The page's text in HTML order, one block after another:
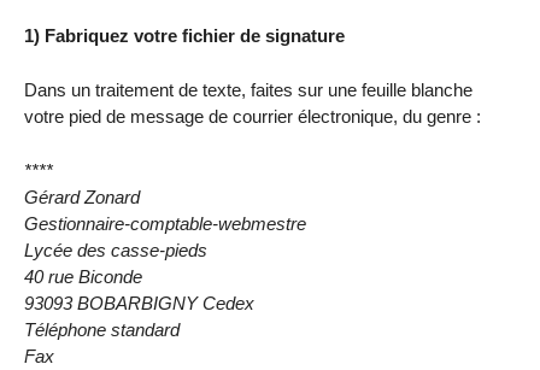
1) Fabriquez votre fichier de signature
Dans un traitement de texte, faites sur une feuille blanche
votre pied de message de courrier électronique, du genre :
****
Gérard Zonard
Gestionnaire-comptable-webmestre
Lycée des casse-pieds
40 rue Biconde
93093 BOBARBIGNY Cedex
Téléphone standard
Fax